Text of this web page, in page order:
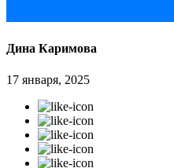
Дина Каримова
17 января, 2025